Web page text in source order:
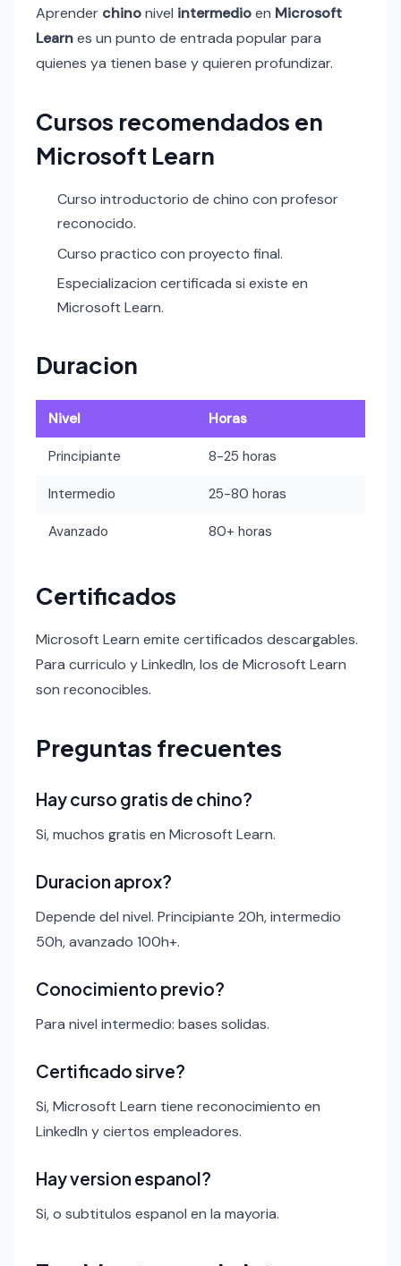
Aprender chinonivel intermedioen Microsoft
Learnes un punto de entrada popular para
quienes ya tienen base y quieren profundizar.
Cursos recomendados en
Microsoft Learn
Curso introductorio de chino con profesor
reconocido.
Curso practico con proyecto final.
Especializacion certificada si existe en
Microsoft Learn.
Duracion
Nivel Horas
Principiante 8-25 horas
Intermedio 25-80 horas
Avanzado 80+ horas
Certificados
Microsoft Learn emite certificados descargables.
Para curriculo y LinkedIn, los de Microsoft Learn
son reconocibles.
Preguntas frecuentes
Hay curso gratis de chino?
Si, muchos gratis en Microsoft Learn.
Duracion aprox?
Depende del nivel. Principiante 20h, intermedio
50h, avanzado 100h+.
Conocimiento previo?
Para nivel intermedio: bases solidas.
Certificado sirve?
Si, Microsoft Learn tiene reconocimiento en
LinkedIn y ciertos empleadores.
Hay version espanol?
Si, o subtitulos espanol en la mayoria.